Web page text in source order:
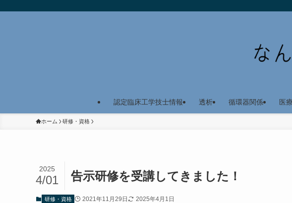
認定臨床工学技士情報 透析 循環器関係 医
ホーム 研修・資格
告示研修を受講してきました！
2025
4/01
研修・資格 2021年11月29日 2025年4月1日